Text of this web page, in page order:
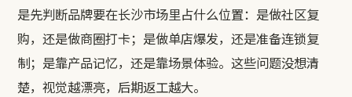
是先判断品牌要在长沙市场里占什么位置：是做社区复
购，还是做商圈打卡；是做单店爆发，还是准备连锁复
制；是靠产品记忆，还是靠场景体验。这些问题没想清
楚，视觉越漂亮，后期返工越大。